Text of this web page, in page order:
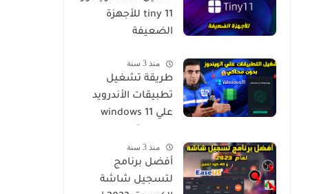
tiny 11 للأجهزة
الضعيفة
منذ 3 سنة
طريقة تشغيل
تطبيقات الأندرويد
علي windows 11
منذ 3 سنة
أفضل برنامج
لتسجيل شاشة